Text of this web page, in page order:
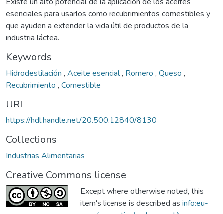
esenciales para usarlos como recubrimientos comestibles y
que ayuden a extender la vida útil de productos de la
industria láctea.
Keywords
Hidrodestilación , Aceite esencial, Romero , Queso ,
Recubrimiento , Comestible
URI
https://hdl.handle.net/20.500.12840/8130
Collections
Industrias Alimentarias
Creative Commons license
Except where otherwise noted, this
item's license is described as info:eu-